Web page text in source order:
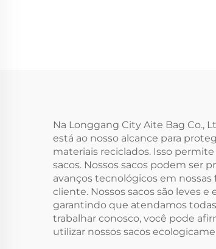
Na Longgang City Aite Bag Co.,
está ao nosso alcance para
materiais reciclados. Isso
sacos. Nossos sacos podem ser
avanços tecnológicos em
cliente. Nossos sacos são leves
garantindo que atendamos todas
trabalhar conosco, você pode
utilizar nossos sacos